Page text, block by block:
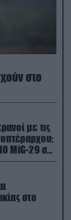
στο
με τις
MiG-29 σε
στο